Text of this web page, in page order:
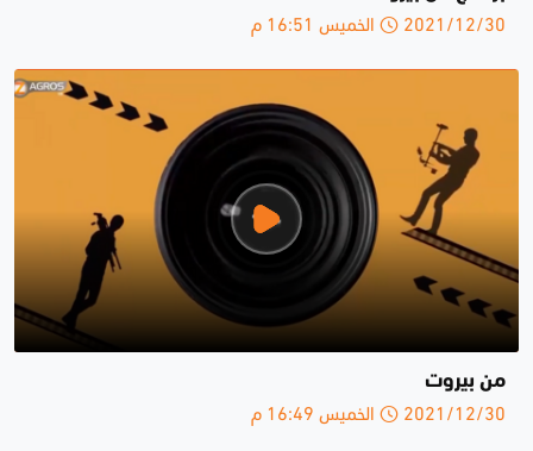
2021/12/30 الخميس 16:51 م
من بيروت
2021/12/30 الخميس 16:49 م